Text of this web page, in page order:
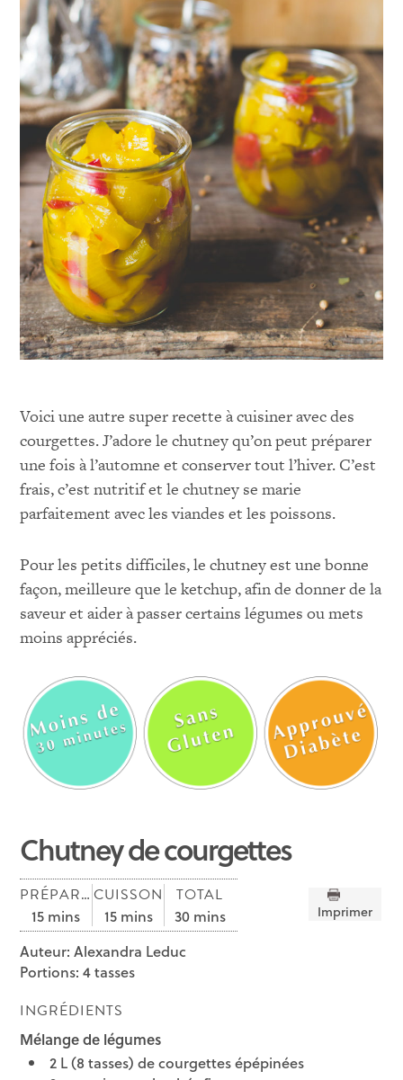
Voici une autre super recette à cuisiner avec des
courgettes. J’adore le chutney qu’on peut préparer
une fois à l’automne et conserver tout l’hiver. C’est
frais, c’est nutritif et le chutney se marie
parfaitement avec les viandes et les poissons.
Pour les petits difficiles, le chutney est une bonne
façon, meilleure que le ketchup, afin de donner de la
saveur et aider à passer certains légumes ou mets
moins appréciés.
Chutney de courgettes
Imprimer
PRÉPARATION
15 mins
CUISSON
15 mins
TOTAL
30 mins
Auteur:Alexandra Leduc
Portions:4 tasses
INGRÉDIENTS
Mélange de légumes
2 L (8 tasses) de courgettes épépinées